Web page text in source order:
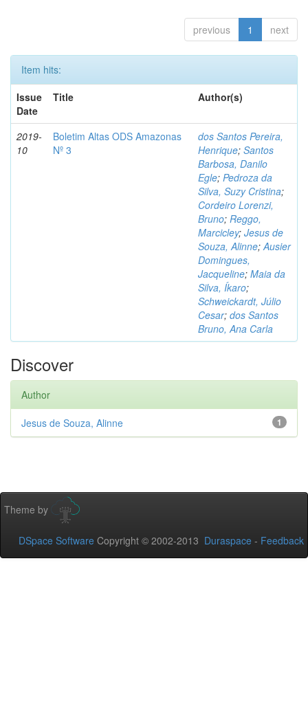
previous 1 next
Item hits:
Issue
Date
Title Author(s)
2019-
10
Boletim Altas ODS Amazonas
Nº 3
dos Santos Pereira,
Henrique; Santos
Barbosa, Danilo
Egle; Pedroza da
Silva, Suzy Cristina;
Cordeiro Lorenzi,
Bruno; Reggo,
Marcicley; Jesus de
Souza, Alinne;Ausier
Domingues,
Jacqueline; Maia da
Silva, Íkaro;
Schweickardt, Júlio
Cesar; dos Santos
Bruno, Ana Carla
Discover
Author
1
Jesus de Souza, Alinne
Theme by
DSpace Software Copyright © 2002-2013 Duraspace - Feedback